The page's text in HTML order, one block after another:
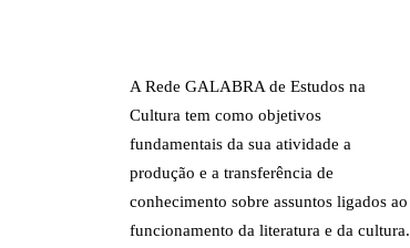
A Rede GALABRA de Estudos na
Cultura tem como objetivos
fundamentais da sua atividade a
produção e a transferência de
conhecimento sobre assuntos ligados ao
funcionamento da literatura e da cultura.